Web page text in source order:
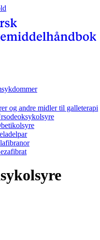
og andre midler til galleterapi